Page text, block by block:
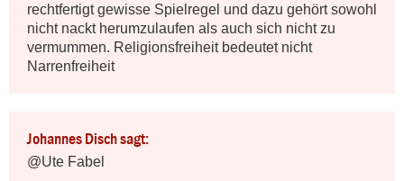
rechtfertigt gewisse Spielregel und dazu gehört sowohl
nicht nackt herumzulaufen als auch sich nicht zu
vermummen. Religionsfreiheit bedeutet nicht
Narrenfreiheit
Johannes Disch sagt:
@Ute Fabel